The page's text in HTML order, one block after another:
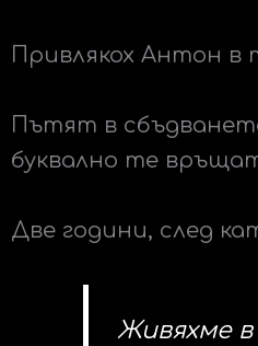
Привлякох Антон в
Пътят в
буквално те
Две години, след
Живяхме